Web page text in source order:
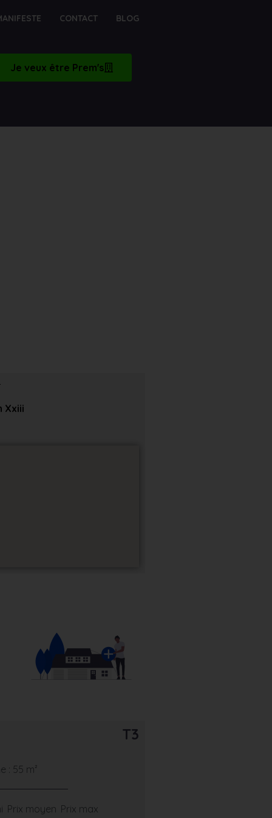
CONTACT BLOG
Je veux être Prem's
Xxiii
T3
: 55 m²
Prix moyen Prix max